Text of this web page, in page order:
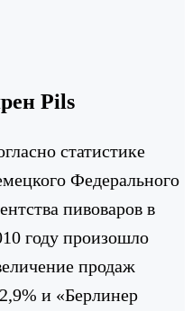
Pils
статистике
Федерального
пивоваров в
году произошло
продаж
и «Берлинер